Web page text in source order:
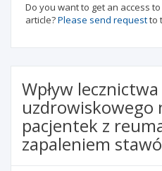
Do you want to get an access
article?Please send requestto
Wpływ lecznictwa
uzdrowiskowego
pacjentek z
zapaleniem